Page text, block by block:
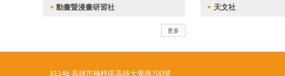
動畫暨漫畫研習社
更多
天文社
81148 高雄市楠梓區高雄大學路700號